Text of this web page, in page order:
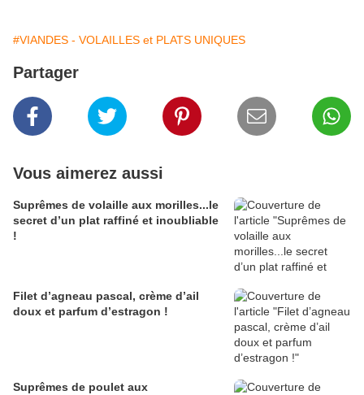
#VIANDES - VOLAILLES et PLATS UNIQUES
Partager
Vous aimerez aussi
Suprêmes de volaille aux morilles...le
secret d’un plat raffiné et inoubliable
!
Filet d’agneau pascal, crème d’ail
doux et parfum d’estragon !
Suprêmes de poulet aux